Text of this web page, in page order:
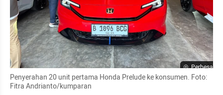
Perbesar
Penyerahan 20 unit pertama Honda Prelude ke konsumen. Foto:
Fitra Andrianto/kumparan